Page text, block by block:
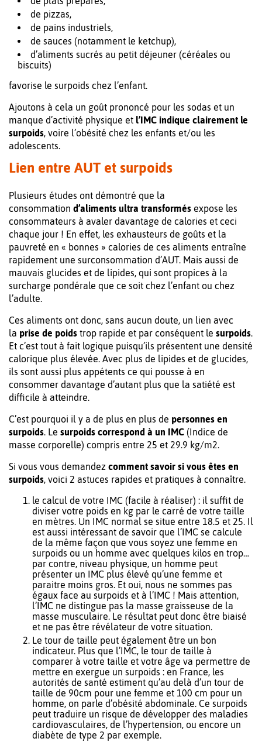
de pizzas,
de pains industriels,
de sauces (notamment le ketchup),
d’aliments sucrés au petit déjeuner (céréales ou
biscuits)
favorise le surpoids chez l’enfant.
Ajoutons à cela un goût prononcé pour les sodas et un
manque d’activité physique et l’IMC indique clairement le
surpoids, voire l’obésité chez les enfants et/ou les
adolescents.
Lien entre AUT et surpoids
Plusieurs études ont démontré que la
consommation d’aliments ultra transformés expose les
consommateurs à avaler davantage de calories et ceci
chaque jour ! En effet, les exhausteurs de goûts et la
pauvreté en « bonnes » calories de ces aliments entraîne
rapidement une surconsommation d’AUT. Mais aussi de
mauvais glucides et de lipides, qui sont propices à la
surcharge pondérale que ce soit chez l’enfant ou chez
l’adulte.
Ces aliments ont donc, sans aucun doute, un lien avec
la prise de poids trop rapide et par conséquent le surpoids.
Et c’est tout à fait logique puisqu’ils présentent une densité
calorique plus élevée. Avec plus de lipides et de glucides,
ils sont aussi plus appétents ce qui pousse à en
consommer davantage d’autant plus que la satiété est
difficile à atteindre.
C’est pourquoi il y a de plus en plus de personnes en
surpoids. Le surpoids correspond à un IMC (Indice de
masse corporelle) compris entre 25 et 29.9 kg/m2.
Si vous vous demandez comment savoir si vous êtes en
surpoids, voici 2 astuces rapides et pratiques à connaître.
le calcul de votre IMC (facile à réaliser) : il suffit de
diviser votre poids en kg par le carré de votre taille
en mètres. Un IMC normal se situe entre 18.5 et 25. Il
est aussi intéressant de savoir que l’IMC se calcule
de la même façon que vous soyez une femme en
surpoids ou un homme avec quelques kilos en trop…
par contre, niveau physique, un homme peut
présenter un IMC plus élevé qu’une femme et
paraitre moins gros. Et oui, nous ne sommes pas
égaux face au surpoids et à l’IMC ! Mais attention,
l’IMC ne distingue pas la masse graisseuse de la
masse musculaire. Le résultat peut donc être biaisé
et ne pas être révélateur de votre situation.
Le tour de taille peut également être un bon
indicateur. Plus que l’IMC, le tour de taille à
comparer à votre taille et votre âge va permettre de
mettre en exergue un surpoids : en France, les
autorités de santé estiment qu’au delà d’un tour de
taille de 90cm pour une femme et 100 cm pour un
homme, on parle d’obésité abdominale. Ce surpoids
peut traduire un risque de développer des maladies
cardiovasculaires, de l’hypertension, ou encore un
diabète de type 2 par exemple.